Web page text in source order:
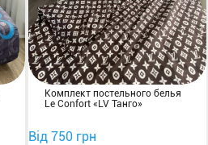
Комплект постельного белья
Le Confort «LV Танго»
Від 750 грн